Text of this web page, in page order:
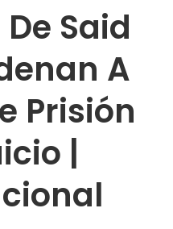
Said
A
Prisión
|